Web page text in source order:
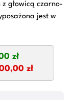
z głowicą czarno-
jest w
zł
zł